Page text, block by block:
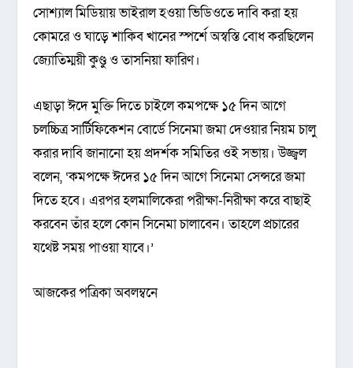
সোশ্যাল মিডিয়ায় ভাইরাল হওয়া ভিডিওতে দাবি করা হয়
কোমরে ও ঘাড়ে শাকিব খানের স্পর্শে অস্বস্তি বোধ করছিলেন
জ্যোতিম্ময়ী কুণ্ডু ও তাসনিয়া ফারিণ।
এছাড়া ঈদে মুক্তি দিতে চাইলে কমপক্ষে ১৫ দিন আগে
চলচ্চিত্র সার্টিফিকেশন বোর্ডে সিনেমা জমা দেওয়ার নিয়ম চালু
করার দাবি জানানো হয় প্রদর্শক সমিতির ওই সভায়। উজ্জ্বল
বলেন, ‘কমপক্ষে ঈদের ১৫ দিন আগে সিনেমা সেন্সরে জমা
দিতে হবে। এরপর হলমালিকেরা পরীক্ষা-নিরীক্ষা করে বাছাই
করবেন তাঁর হলে কোন সিনেমা চালাবেন। তাহলে প্রচারের
যথেষ্ট সময় পাওয়া যাবে।’
আজকের পত্রিকা অবলম্বনে